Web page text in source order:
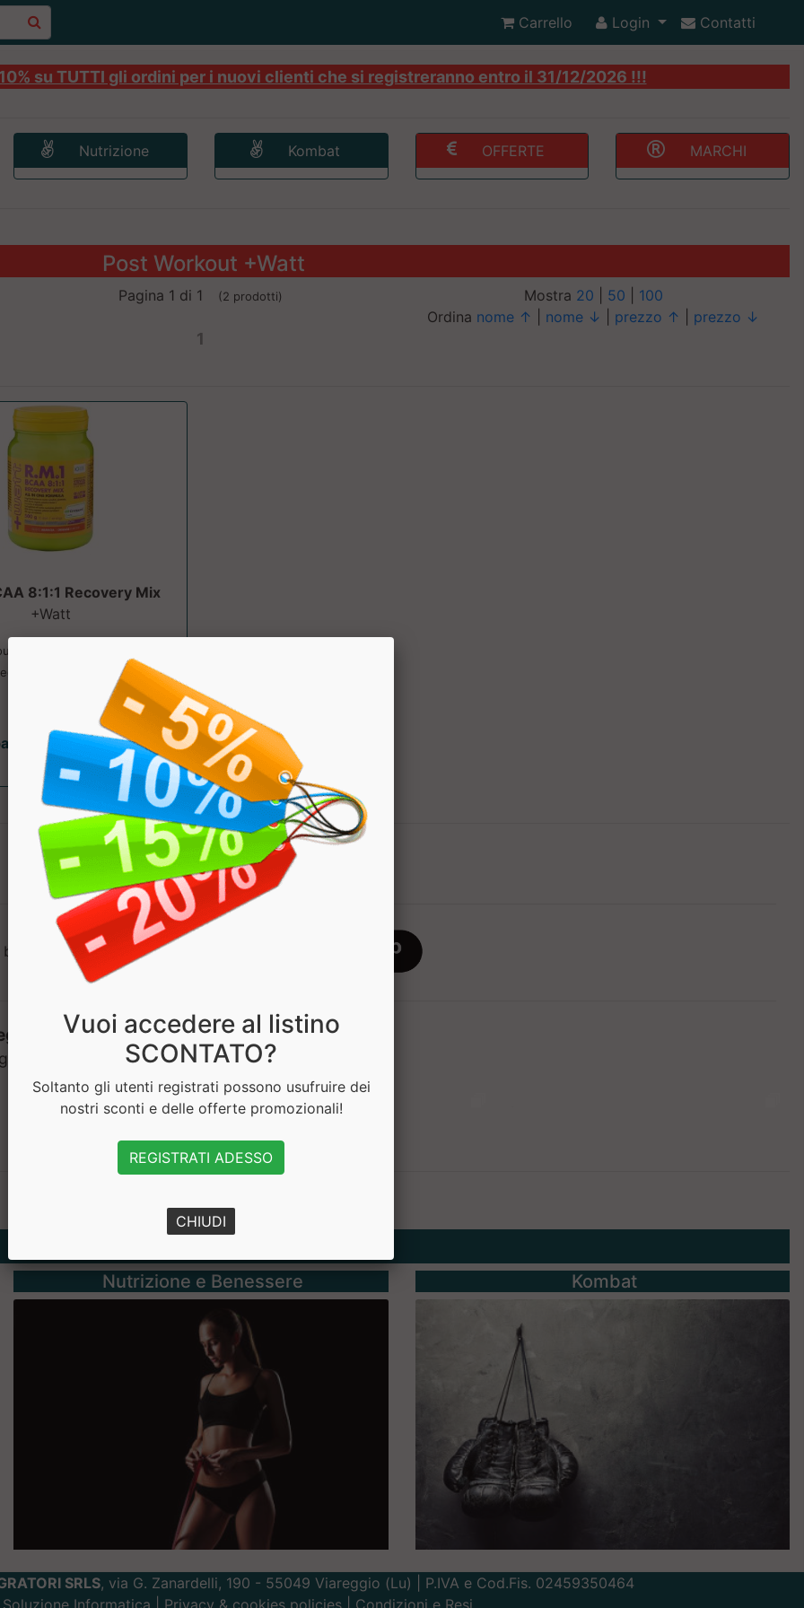
Carrello Login Contatti
su TUTTI gli ordini per i nuovi clienti che si registreranno entro il 31/12/2026 !!!
Nutrizione Kombat OFFERTE MARCHI
Post Workout +Watt
Pagina 1 di 1 (2 prodotti)
1
Mostra 20 50
100
Ordina nome ↑ nome ↓ prezzo ↑ prezzo ↓
8:1:1 Recovery Mix
+Watt
per il supporto muscolare
ed energetico. ....
da € 26.40
sconto 20%
1
bisogno di aiuto? Chatta con noi
Rubriche
Nutrizione e Benessere Kombat
SRLS, via G. Zanardelli, 190 - 55049 Viareggio (Lu) | P.IVA e Cod.Fis. 02459350464
Informatica
Privacy & cookiespolicies | Condizioni e Resi
Vuoi accedere al listino
SCONTATO?
Soltanto gli utenti registrati possono usufruire dei
nostri sconti e delle offerte promozionali!
REGISTRATI ADESSO
CHIUDI